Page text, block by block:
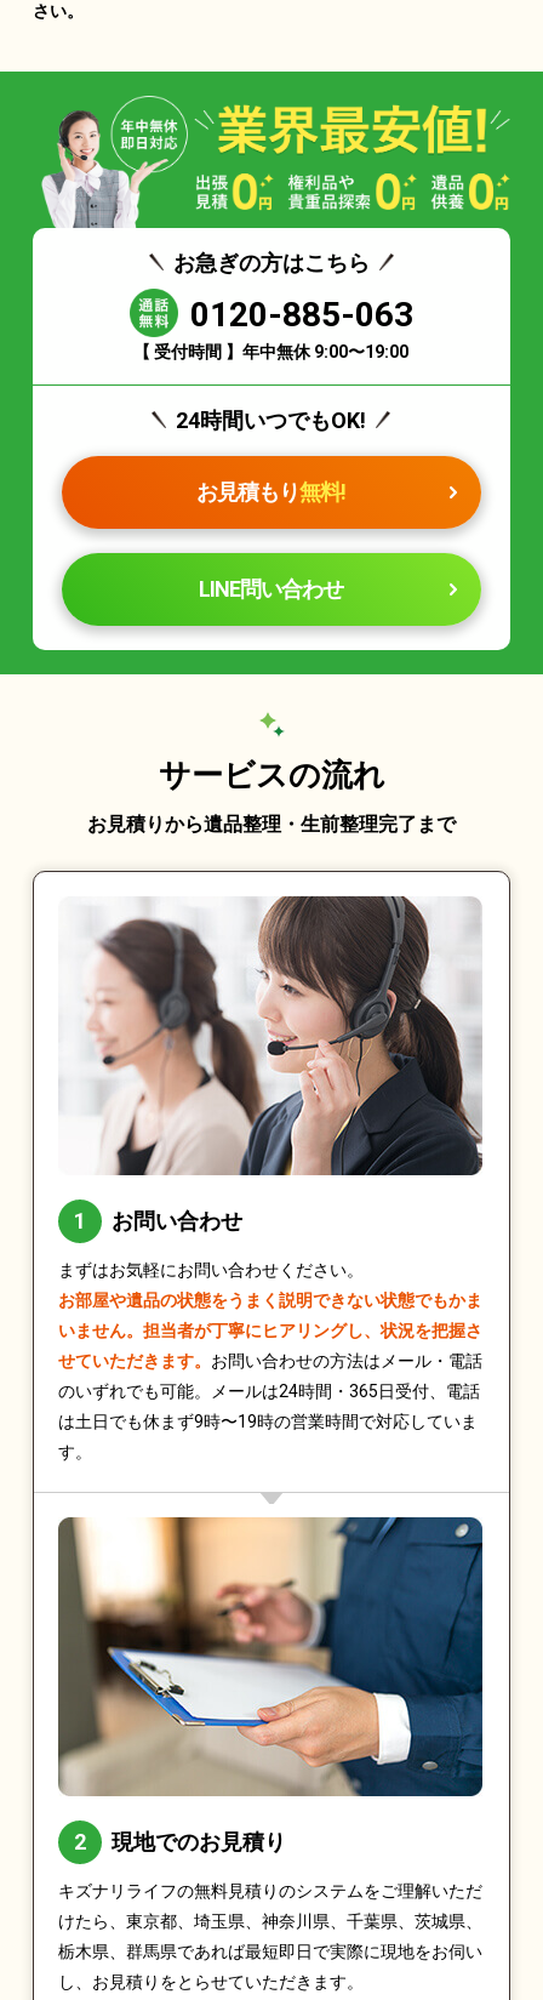
さい。
お急ぎの方はこちら
0120-885-063
【 受付時間 】年中無休 9:00〜19:00
24時間いつでもOK!
お見積もり無料!
LINE問い合わせ
サービスの流れ
お見積りから遺品整理・生前整理完了まで
お問い合わせ
まずはお気軽にお問い合わせください。
お部屋や遺品の状態をうまく説明できない状態でもかま
いません。担当者が丁寧にヒアリングし、状況を把握さ
せていただきます。 お問い合わせの方法はメール・電話
のいずれでも可能。メールは24時間・365日受付、電話
は土日でも休まず9時〜19時の営業時間で対応していま
す。
現地でのお見積り
キズナリライフの無料見積りのシステムをご理解いただ
けたら、東京都、埼玉県、神奈川県、千葉県、茨城県、
栃木県、群馬県であれば最短即日で実際に現地をお伺い
し、お見積りをとらせていただきます。